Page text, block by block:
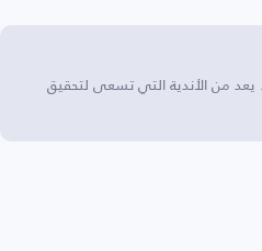
من الأندية التي تسعى لتحقيق